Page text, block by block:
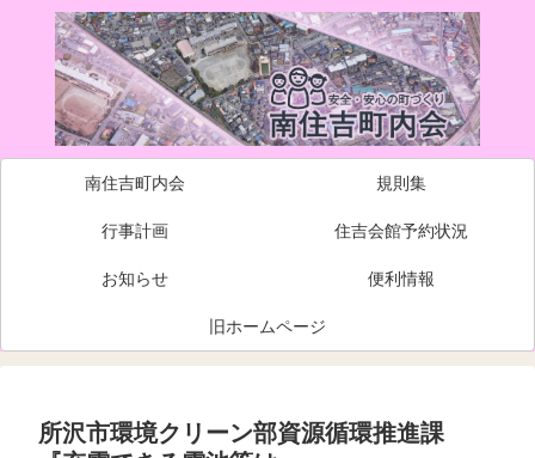
南住吉町内会 規則集
行事計画 住吉会館予約状況
お知らせ 便利情報
旧ホームページ
所沢市環境クリーン部資源循環推進課